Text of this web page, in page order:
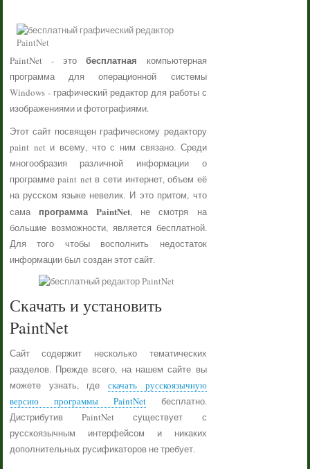
PaintNet - этобесплатная компьютерная
программа для операционной системы
Windows - графический редактор для работы с
изображениями и фотографиями.
Этот сайт посвящен графическому редактору
paint net и всему, что с ним связано. Среди
многообразия различной информации о
программе paint net в сети интернет, объем её
на русском языке невелик. И это притом, что
сама программа PaintNet, не смотря на
большие возможности, является бесплатной.
Для того чтобы восполнить недостаток
информации был создан этот сайт.
Скачать и установить
PaintNet
Сайт содержит несколько тематических
разделов. Прежде всего, на нашем сайте вы
можете узнать, где скачать русскоязычную
версию программы PaintNetбесплатно.
Дистрибутив PaintNet существует с
русскоязычным интерфейсом и никаких
дополнительных русификаторов не требует.